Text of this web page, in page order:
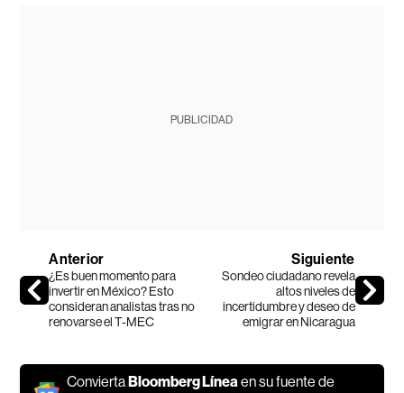
PUBLICIDAD
Anterior
¿Es buen momento para
invertir en México? Esto
consideran analistas tras no
renovarse el T-MEC
Siguiente
Sondeo ciudadano revela
altos niveles de
incertidumbre y deseo de
emigrar en Nicaragua
ConviertaBloomberg Línea en su fuente de